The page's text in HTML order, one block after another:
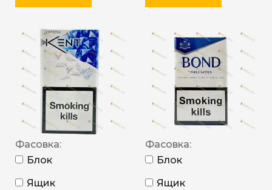
Фасовка:
Блок
Ящик
Фасовка:
Блок
Ящик